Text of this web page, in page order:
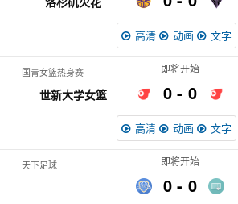
高清 动画 文字
国青女篮热身赛
世新大学女篮 0
即将开始
0
高清 动画 文字
天下足球
0
即将开始
0